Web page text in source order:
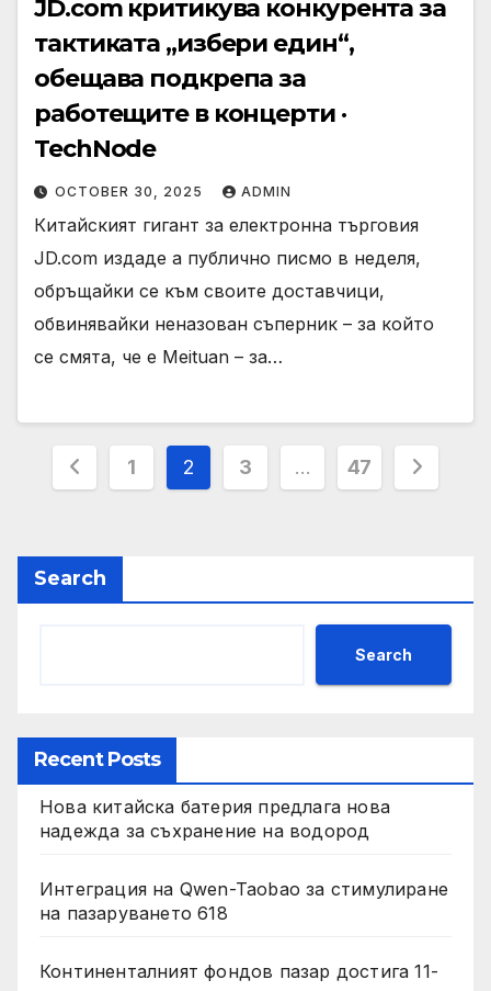
JD.com критикува конкурента за
тактиката „избери един“,
обещава подкрепа за
работещите в концерти ·
TechNode
OCTOBER 30, 2025 ADMIN
Китайският гигант за електронна търговия
JD.com издаде a публично писмо в неделя,
обръщайки се към своите доставчици,
обвинявайки неназован съперник – за който
се смята, че е Meituan – за…
Posts
1 2 3 … 47
Search
Search
Recent Posts
Нова китайска батерия предлага нова
надежда за съхранение на водород
Интеграция на Qwen-Taobao за стимулиране
на пазаруването 618
Континенталният фондов пазар достига 11-